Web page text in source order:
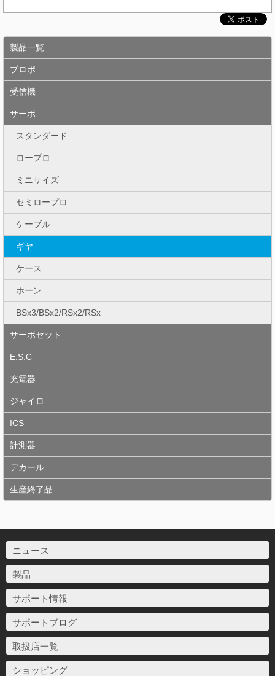
製品一覧
プロポ
受信機
サーボ
スタンダード
ロープロ
ミニサイズ
セミロープロ
ケーブル
ギヤ
ケース
ホーン
BSx3/BSx2/RSx2/RSx
サーボセット
E.S.C
充電器
ジャイロ
ICS
計測器
デカール
生産終了品
ニュース
製品
サポート情報
サポートブログ
取扱店一覧
ショッピング